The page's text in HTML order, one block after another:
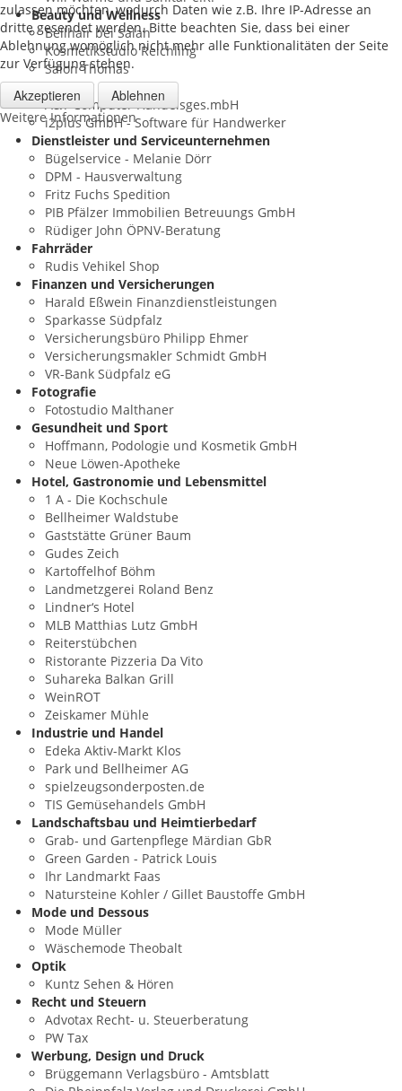
Beauty und Wellness
Bellhair bei Salah
Kosmetikstudio Reichling
Salon Thomas
Computer und Internet
A&T Computer Handelsges.mbH
i2plus GmbH - Software für Handwerker
Dienstleister und Serviceunternehmen
Bügelservice - Melanie Dörr
DPM - Hausverwaltung
Fritz Fuchs Spedition
PIB Pfälzer Immobilien Betreuungs GmbH
Rüdiger John ÖPNV-Beratung
Fahrräder
Rudis Vehikel Shop
Finanzen und Versicherungen
Harald Eßwein Finanzdienstleistungen
Sparkasse Südpfalz
Versicherungsbüro Philipp Ehmer
Versicherungsmakler Schmidt GmbH
VR-Bank Südpfalz eG
Fotografie
Fotostudio Malthaner
Gesundheit und Sport
Hoffmann, Podologie und Kosmetik GmbH
Neue Löwen-Apotheke
Hotel, Gastronomie und Lebensmittel
1 A - Die Kochschule
Bellheimer Waldstube
Gaststätte Grüner Baum
Gudes Zeich
Kartoffelhof Böhm
Landmetzgerei Roland Benz
Lindner‘s Hotel
MLB Matthias Lutz GmbH
Reiterstübchen
Ristorante Pizzeria Da Vito
Suhareka Balkan Grill
WeinROT
Zeiskamer Mühle
Industrie und Handel
Edeka Aktiv-Markt Klos
Park und Bellheimer AG
spielzeugsonderposten.de
TIS Gemüsehandels GmbH
Landschaftsbau und Heimtierbedarf
Grab- und Gartenpflege Märdian GbR
Green Garden - Patrick Louis
Ihr Landmarkt Faas
Natursteine Kohler / Gillet Baustoffe GmbH
Mode und Dessous
Mode Müller
Wäschemode Theobalt
Optik
Kuntz Sehen & Hören
Recht und Steuern
Advotax Recht- u. Steuerberatung
PW Tax
Werbung, Design und Druck
Brüggemann Verlagsbüro - Amtsblatt
zulassen möchten, wodurch Daten wie z.B. Ihre IP-Adresse an
dritte gesendet werden. Bitte beachten Sie, dass bei einer
Ablehnung womöglich nicht mehr alle Funktionalitäten der Seite
zur Verfügung stehen.
Akzeptieren Ablehnen
Weitere Informationen